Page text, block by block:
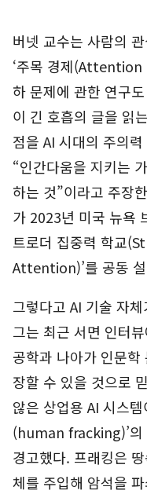
버넷 교수는 사람의
‘주목 경제(Attention
하 문제에 관한 연구
이 긴 호흡의 글을 읽
점을 AI 시대의 주의
“인간다움을 지키는
하는 것”이라고 주장
가 2023년 미국 뉴욕
트로더 집중력 학교
Attention)’를 공동
그렇다고 AI 기술 자
그는 최근 서면 인터
공학과 나아가 인문
장할 수 있을 것으로
않은 상업용 AI 시스
(human fracking)’의
경고했다. 프래킹은
체를 주입해 암석을